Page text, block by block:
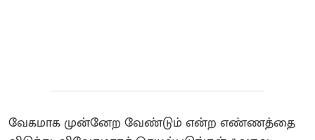
வேகமாக முன்னேற வேண்டும் என்ற எண்ணத்தை